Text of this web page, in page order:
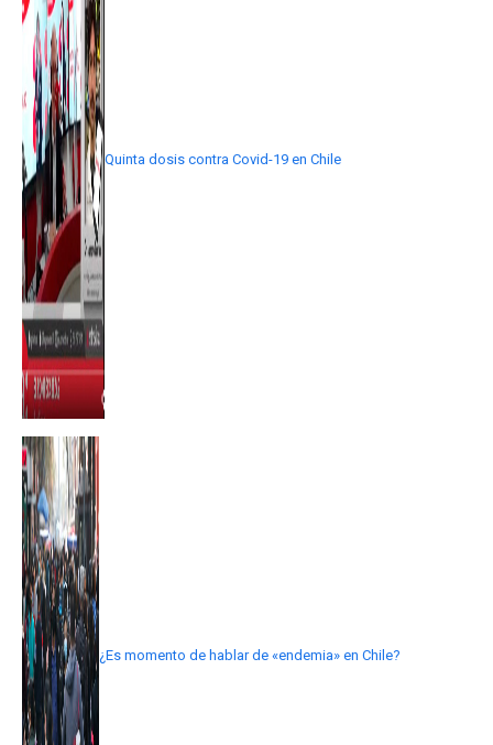
Quinta dosis contra Covid-19 en Chile
¿Es momento de hablar de «endemia» en Chile?